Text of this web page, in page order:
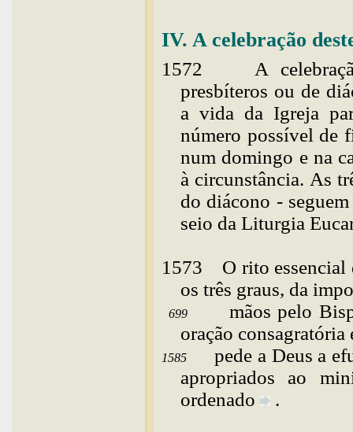
IV. A celebração
1572
A
presbíteros ou de
a vida da Igreja
número possível de
num domingo e na
à circunstância. As
do diácono -
seio da Liturgia
1573 O rito essencial
os três graus, da
699 mãos pelo
oração consagratória
1585 pede a Deus a
apropriados ao
ordenado
.